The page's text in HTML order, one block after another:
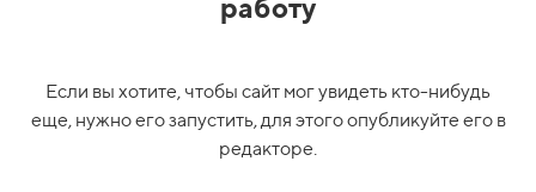
работу
Если вы хотите, чтобы сайт мог увидеть кто-нибудь
еще, нужно его запустить, для этого опубликуйте его в
редакторе.